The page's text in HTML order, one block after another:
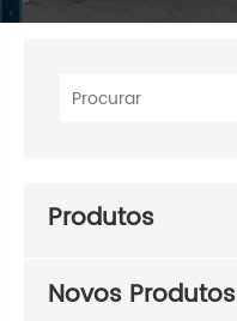
Produtos
Novos Produtos